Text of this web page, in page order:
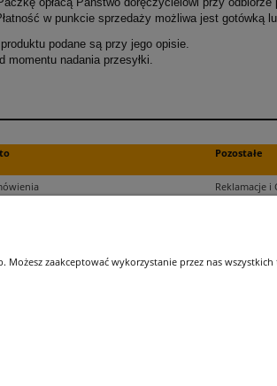
w punkcie sprzedaży możliwa jest gotówką
podane są przy jego opisie.
momentu nadania przesyłki.
Pozostałe
Reklamacje i
się i kup również na miejscu!
zaakceptować wykorzystanie przez nas